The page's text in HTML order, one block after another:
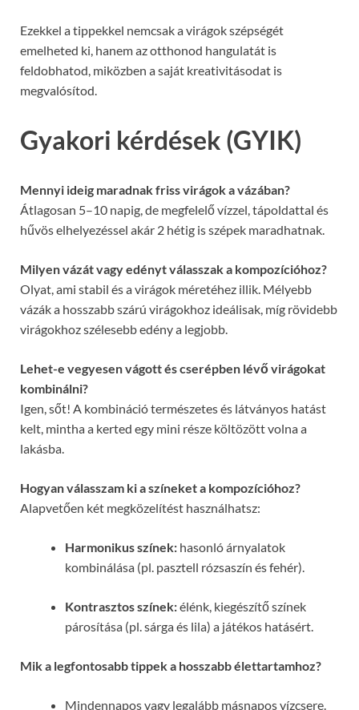
Ezekkel a tippekkel nemcsak a virágok szépségét
emelheted ki, hanem az otthonod hangulatát is
feldobhatod, miközben a saját kreativitásodat is
megvalósítod.
Gyakori kérdések (GYIK)
Mennyi ideig maradnak friss virágok a vázában?
Átlagosan 5–10 napig, de megfelelő vízzel, tápoldattal és
hűvös elhelyezéssel akár 2 hétig is szépek maradhatnak.
Milyen vázát vagy edényt válasszak a kompozícióhoz?
Olyat, ami stabil és a virágok méretéhez illik. Mélyebb
vázák a hosszabb szárú virágokhoz ideálisak, míg rövidebb
virágokhoz szélesebb edény a legjobb.
Lehet-e vegyesen vágott és cserépben lévő virágokat
kombinálni?
Igen, sőt! A kombináció természetes és látványos hatást
kelt, mintha a kerted egy mini része költözött volna a
lakásba.
Hogyan válasszam ki a színeket a kompozícióhoz?
Alapvetően két megközelítést használhatsz:
Harmonikus színek: hasonló árnyalatok
kombinálása (pl. pasztell rózsaszín és fehér).
Kontrasztos színek:élénk, kiegészítő színek
párosítása (pl. sárga és lila) a játékos hatásért.
Mik a legfontosabb tippek a hosszabb élettartamhoz?
Mindennapos vagy legalább másnapos vízcsere.